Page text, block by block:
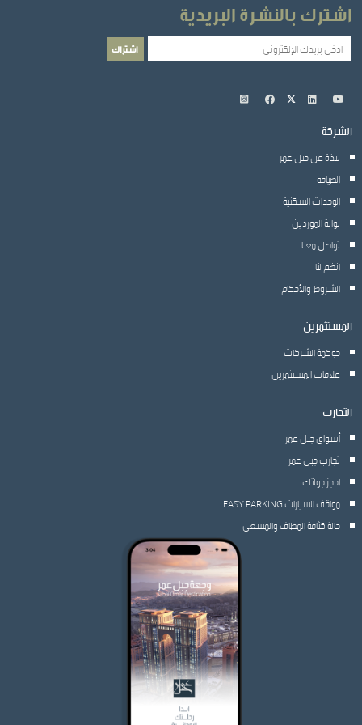
اشترك بالنشرة البريدية
الشركة
نبذة عن جبل عمر
الضيافة
الوحدات السكنية
بوابة الموردين
تواصل معنا
انضم لنا
الشروط والأحكام
المستثمرين
حوكمة الشركات
علاقات المستثمرين
التجارب
أسواق جبل عمر
تجارب جبل عمر
احجز جولتك
مواقف السيارات EASY PARKING
حالة كثافة المطاف والمسعى